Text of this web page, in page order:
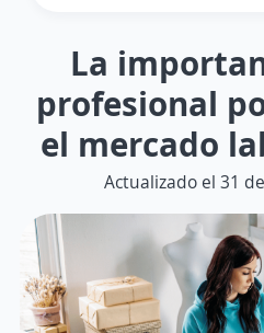
La
profesional
el mercado
Actualizado el 31